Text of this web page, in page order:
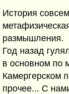
История
размышления.
Год назад
в основном по
Камергерском
прочее... С